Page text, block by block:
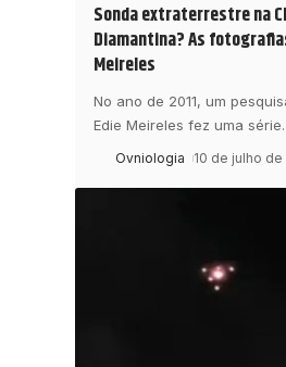
Sonda extraterrestre na
Diamantina? As
Meireles
No ano de 2011, um
Edie Meireles fez uma série
Ovniologia 10 de julho de